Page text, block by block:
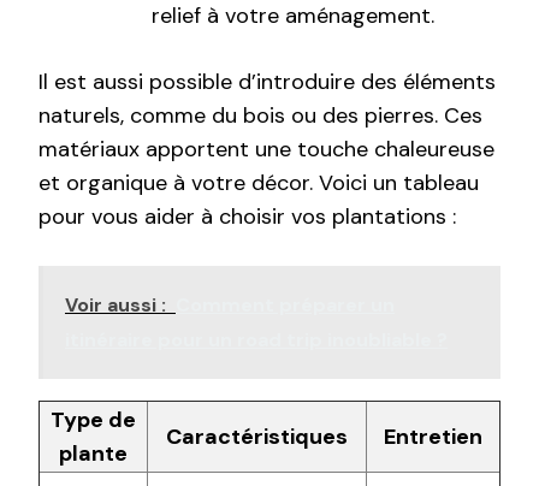
relief à votre aménagement.
Il est aussi possible d’introduire des éléments
naturels, comme du bois ou des pierres. Ces
matériaux apportent une touche chaleureuse
et organique à votre décor. Voici un tableau
pour vous aider à choisir vos plantations :
Voir aussi :
Type de
plante
Caractéristiques Entretien